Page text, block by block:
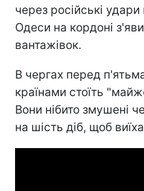
через російські
Одеси на кордоні
вантажівок.
В чергах перед
країнами стоїть
Вони нібито змушені
на шість діб, щоб